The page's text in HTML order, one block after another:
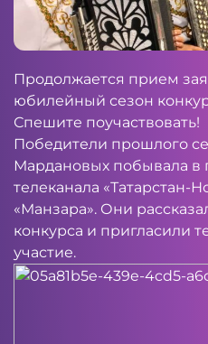
Продолжается прием
юбилейный сезон
Спешите поучаствовать!
Победители прошлого
Мардановых побывала в
телеканала «Татарстан-
«Манзара». Они
конкурса и пригласили
участие.